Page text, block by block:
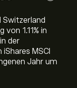
Switzerland
‎1.11‎% in
der
MSCI
Jahr um